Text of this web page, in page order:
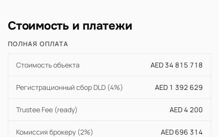
Стоимость и платежи
ПОЛНАЯ ОПЛАТА
Стоимость объекта AED 34 815 718
Регистрационный сбор DLD (4%) AED 1 392 629
Trustee Fee (ready) AED 4 200
Комиссия брокеру (2%) AED 696 314